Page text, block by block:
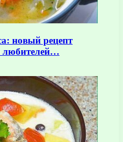
новый рецепт
любителей…